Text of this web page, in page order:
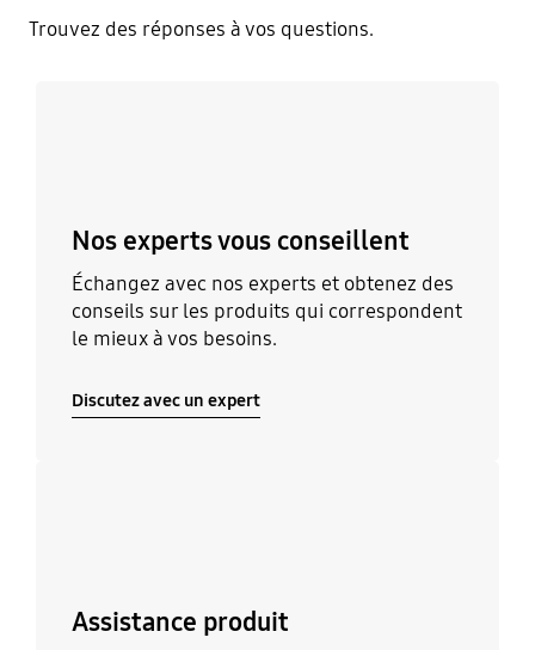
Trouvez des réponses à vos questions.
Nos experts vous conseillent
Échangez avec nos experts et obtenez des
conseils sur les produits qui correspondent
le mieux à vos besoins.
Discutez avec un expert
Assistance produit